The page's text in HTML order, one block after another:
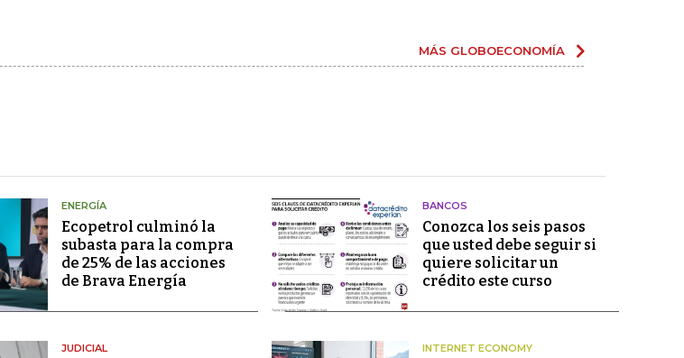
MÁS GLOBOECONOMÍA
ENERGÍA
Ecopetrol culminó la
subasta para la compra
de 25% de las acciones
de Brava Energía
BANCOS
Conozca los seis pasos
que usted debe seguir si
quiere solicitar un
crédito este curso
JUDICIAL INTERNET ECONOMY